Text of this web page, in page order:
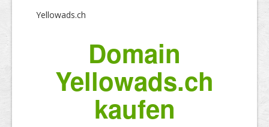
Yellowads.ch
Domain
Yellowads.ch
kaufen